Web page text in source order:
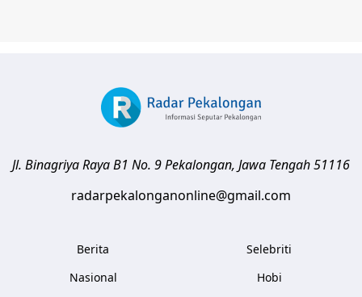
Jl. Binagriya Raya B1 No. 9Pekalongan, Jawa Tengah51116
radarpekalonganonline@gmail.com
Berita
Nasional
Selebriti
Hobi